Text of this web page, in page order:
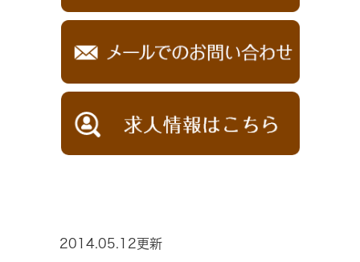
2014.05.12更新